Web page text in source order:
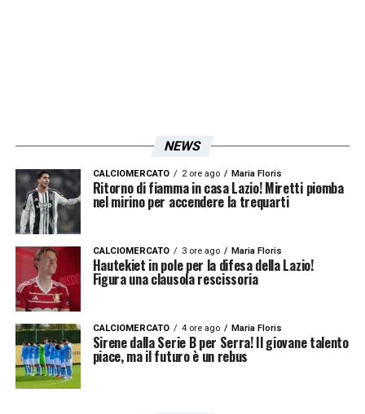
Sarri, il tecnico rischia di lasciare la Lazio a fine stagione?
Ecco cosa dicono le ultime indiscrezioni 23
QUOTE LAZIO MILAN– Inizia l’avventura in
Coppa Italia per la Lazio di Sarri che dovrò
superare, in questi ottavi di finale, un ostico
Milan, reduce da una vittoria in campionato
proprio contro i biancocelesti.
La quota OVER 0.5 (almeno un gol nel
match) è data a 8.00 su SNAI grazie alla
super quota
NEWS
CALCIOMERCATO 2 ore ago Maria Floris
Ritorno di fiamma in casa Lazio! Miretti piomba
nel mirino per accendere la trequarti
CALCIOMERCATO 3 ore ago Maria Floris
Hautekiet in pole per la difesa della Lazio!
Figura una clausola rescissoria
CALCIOMERCATO 4 ore ago Maria Floris
Sirene dalla Serie B per Serra! Il giovane talento
piace, ma il futuro è un rebus